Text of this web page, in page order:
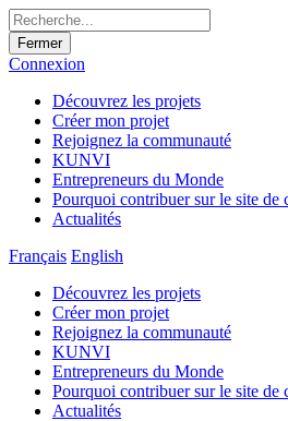
Fermer
Connexion
Découvrez les projets
Créer mon projet
Rejoignez la communauté
KUNVI
Entrepreneurs du Monde
Pourquoi contribuer sur le site
Actualités
Français English
Découvrez les projets
Créer mon projet
Rejoignez la communauté
KUNVI
Entrepreneurs du Monde
Pourquoi contribuer sur le site
Actualités